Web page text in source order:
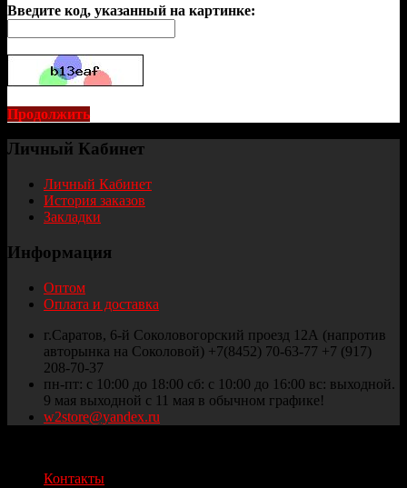
Введите код, указанный на картинке:
Продолжить
Личный Кабинет
Личный Кабинет
История заказов
Закладки
Информация
Оптом
Оплата и доставка
г.Саратов, 6-й Соколовогорский проезд 12А (напротив
авторынка на Соколовой) +7(8452) 70-63-77 +7 (917)
208-70-37
пн-пт: с 10:00 до 18:00 сб: с 10:00 до 16:00 вс: выходной.
9 мая выходной с 11 мая в обычном графике!
w2store@yandex.ru
Контакты